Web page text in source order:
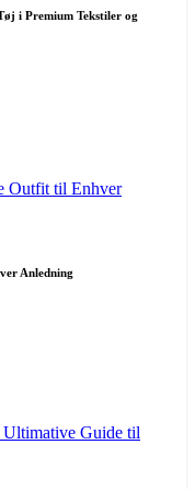
i Premium Tekstiler og
Anledning